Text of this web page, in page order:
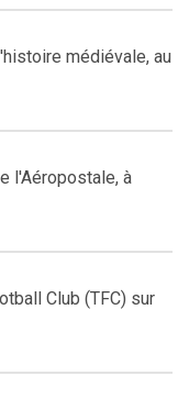
médiévale, au
l'Aéropostale, à
Club (TFC) sur